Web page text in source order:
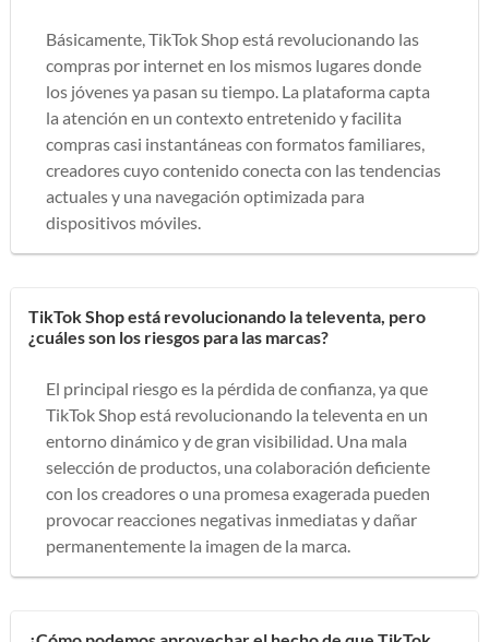
Básicamente, TikTok Shop está revolucionando las
compras por internet en los mismos lugares donde
los jóvenes ya pasan su tiempo. La plataforma capta
la atención en un contexto entretenido y facilita
compras casi instantáneas con formatos familiares,
creadores cuyo contenido conecta con las tendencias
actuales y una navegación optimizada para
dispositivos móviles.
TikTok Shop está revolucionando la televenta, pero
¿cuáles son los riesgos para las marcas?
El principal riesgo es la pérdida de confianza, ya que
TikTok Shop está revolucionando la televenta en un
entorno dinámico y de gran visibilidad. Una mala
selección de productos, una colaboración deficiente
con los creadores o una promesa exagerada pueden
provocar reacciones negativas inmediatas y dañar
permanentemente la imagen de la marca.